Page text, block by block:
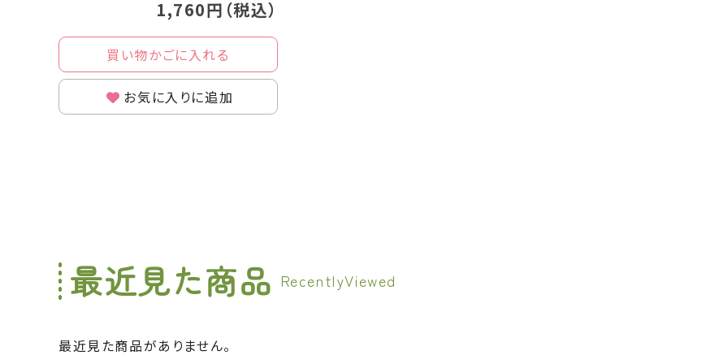
最近見た商品
最近見た商品がありません。
1,760円（税込）
買い物かごに入れる
お気に入りに追加